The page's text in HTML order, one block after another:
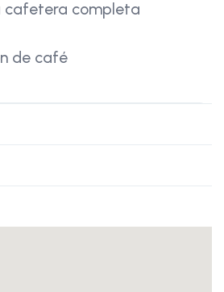
cafetera completa
de café